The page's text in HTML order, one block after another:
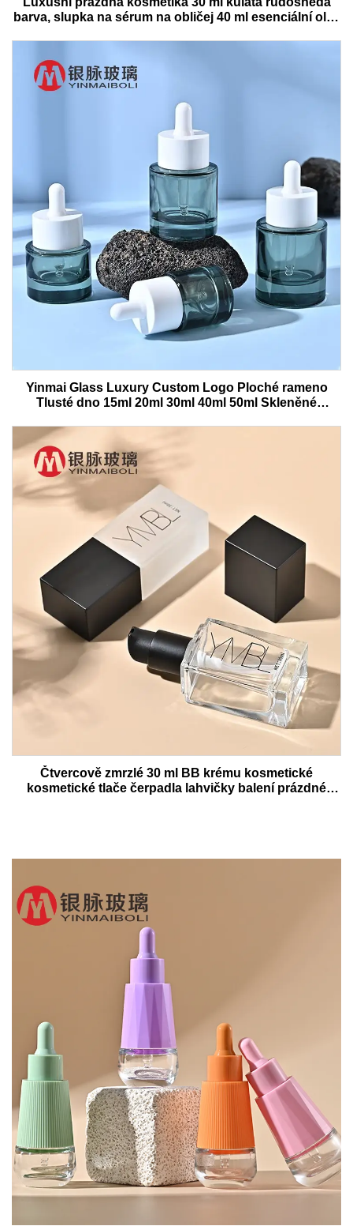
barva, slupka na sérum na obličej 40 ml esenciální olej,
Yinmai Glass Luxury Custom Logo Ploché rameno
Tlusté dno 15ml 20ml 30ml 40ml 50ml Skleněné
Čtvercově zmrzlé 30 ml BB krému kosmetické
kosmetické tlače čerpadla lahvičky balení prázdné